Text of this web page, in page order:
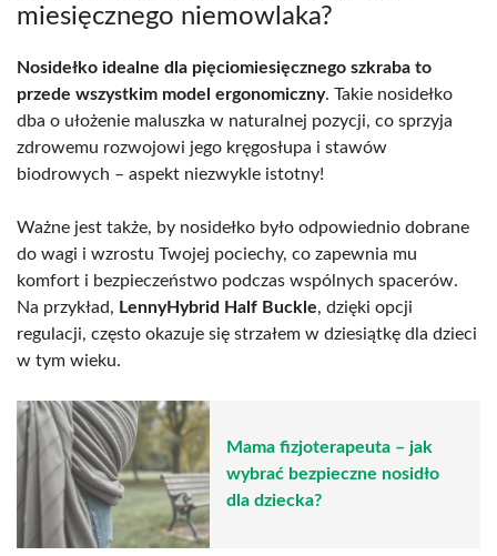
miesięcznego niemowlaka?
Nosidełko idealne dla pięciomiesięcznego szkraba to
przede wszystkim model ergonomiczny. Takie nosidełko
dba o ułożenie maluszka w naturalnej pozycji, co sprzyja
zdrowemu rozwojowi jego kręgosłupa i stawów
biodrowych – aspekt niezwykle istotny!
Ważne jest także, by nosidełko było odpowiednio dobrane
do wagi i wzrostu Twojej pociechy, co zapewnia mu
komfort i bezpieczeństwo podczas wspólnych spacerów.
Na przykład, LennyHybrid Half Buckle, dzięki opcji
regulacji, często okazuje się strzałem w dziesiątkę dla dzieci
w tym wieku.
Mama fizjoterapeuta – jak
wybrać bezpieczne nosidło
dla dziecka?